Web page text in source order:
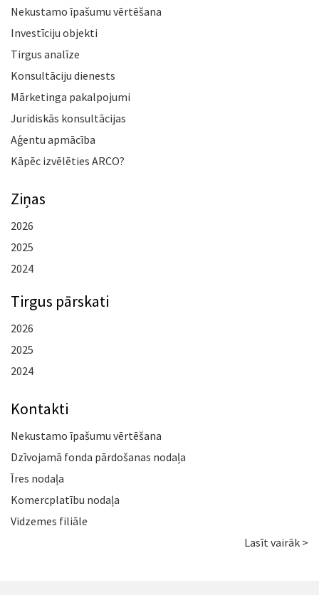
Nekustamo īpašumu vērtēšana
Investīciju objekti
Tirgus analīze
Konsultāciju dienests
Mārketinga pakalpojumi
Juridiskās konsultācijas
Aģentu apmācība
Kāpēc izvēlēties ARCO?
Ziņas
2026
2025
2024
Tirgus pārskati
2026
2025
2024
Kontakti
Nekustamo īpašumu vērtēšana
Dzīvojamā fonda pārdošanas nodaļa
Īres nodaļa
Komercplatību nodaļa
Vidzemes filiāle
Lasīt vairāk >